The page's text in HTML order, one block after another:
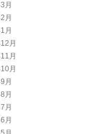
月
月
月
月
月
月
月
月
月
月